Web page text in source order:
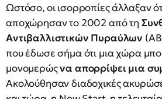
Ωστόσο, οι ισορροπίες άλλαξαν
αποχώρησαν το 2002 από τη
Αντιβαλλιστικών Πυραύλων
που έδωσε σήμα ότι μια χώρα
μονομερώςνα απορρίψει μια
Ακολούθησαν διαδοχικές